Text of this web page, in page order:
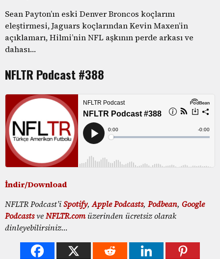
Sean Payton’ın eski Denver Broncos koçlarını
eleştirmesi, Jaguars koçlarından Kevin Maxen’in
açıklamarı, Hilmi’nin NFL aşkının perde arkası ve
dahası…
NFLTR Podcast #388
İndir/Download
NFLTR Podcast’iSpotify,Apple Podcasts, Podbean, Google
PodcastsveNFLTR.comüzerinden ücretsiz olarak
dinleyebilirsiniz…